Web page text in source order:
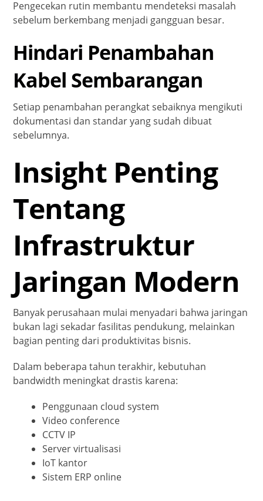
Pengecekan rutin membantu mendeteksi masalah
sebelum berkembang menjadi gangguan besar.
Hindari Penambahan
Kabel Sembarangan
Setiap penambahan perangkat sebaiknya mengikuti
dokumentasi dan standar yang sudah dibuat
sebelumnya.
Insight Penting
Tentang
Infrastruktur
Jaringan Modern
Banyak perusahaan mulai menyadari bahwa jaringan
bukan lagi sekadar fasilitas pendukung, melainkan
bagian penting dari produktivitas bisnis.
Dalam beberapa tahun terakhir, kebutuhan
bandwidth meningkat drastis karena:
Penggunaan cloud system
Video conference
CCTV IP
Server virtualisasi
IoT kantor
Sistem ERP online